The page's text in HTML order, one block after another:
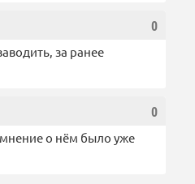
0
за ранее
0
о нём было уже